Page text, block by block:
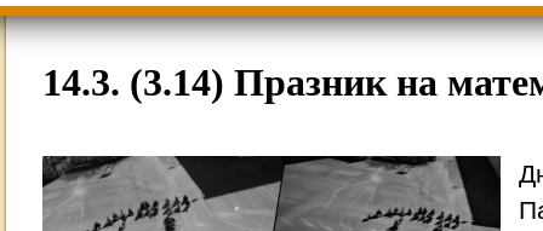
14.3. (3.14) Празник на